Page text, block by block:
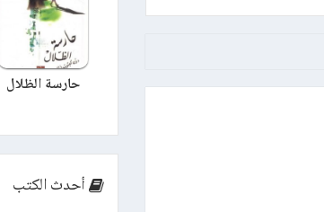
حارسة الظلال
أحدث الكتب